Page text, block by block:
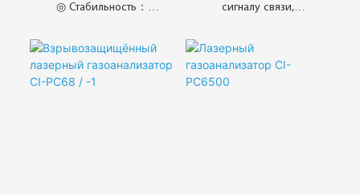
◎ Стабильность：
◎ Время отклика：
T₉₀<30 с
сигналу связи,
◎ Повторяемость:±1%
FS
◎ Kelajuan Respons